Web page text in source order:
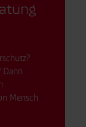
Dann
Mensch